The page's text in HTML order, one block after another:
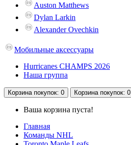
Auston Matthews
Dylan Larkin
Alexander Ovechkin
Мобильные аксессуары
Hurricanes CHAMPS 2026
Наша группа
Корзина покупок: 0 Корзина покупок: 0
Ваша корзина пуста!
Главная
Команды NHL